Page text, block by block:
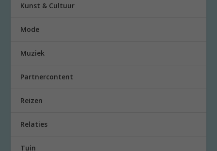
Kunst & Cultuur
Mode
Muziek
Partnercontent
Reizen
Relaties
Tuin